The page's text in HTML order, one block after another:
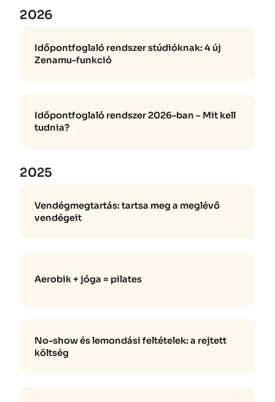
2026
Időpontfoglaló rendszer stúdióknak: 4 új
Zenamu-funkció
Időpontfoglaló rendszer 2026-ban – Mit kell
tudnia?
2025
Vendégmegtartás: tartsa meg a meglévő
vendégeit
Aerobik + jóga = pilates
No-show és lemondási feltételek: a rejtett
költség